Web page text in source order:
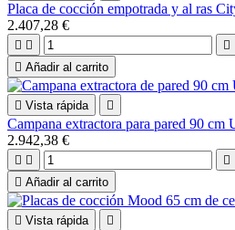
Placa de cocción empotrada y al ras
2.407,28 €
  
 Añadir al carrito
 Vista rápida 
Campana extractora para pared 90 cm
2.942,38 €
  
 Añadir al carrito
 Vista rápida 